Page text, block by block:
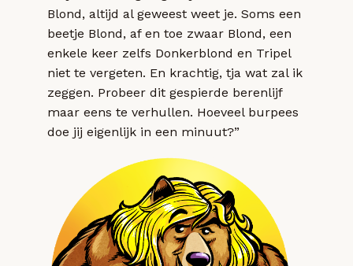
Blond, altijd al geweest weet je. Soms een
beetje Blond, af en toe zwaar Blond, een
enkele keer zelfs Donkerblond en Tripel
niet te vergeten. En krachtig, tja wat zal ik
zeggen. Probeer dit gespierde berenlijf
maar eens te verhullen. Hoeveel burpees
doe jij eigenlijk in een minuut?”